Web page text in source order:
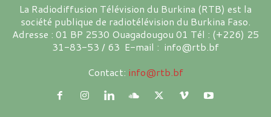
La Radiodiffusion Télévision du Burkina (RTB) est la
société publique de radiotélévision du Burkina Faso.
Adresse : 01 BP 2530 Ouagadougou 01 Tél : (+226) 25
31-83-53 / 63 E-mail : info@rtb.bf
Contact: info@rtb.bf